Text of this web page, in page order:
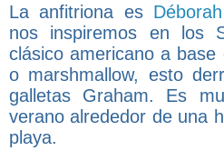
La anfitriona es Déborah
nos inspiremos en los
clásico americano a
o marshmallow, esto
galletas Graham. Es
verano alrededor de una
playa.